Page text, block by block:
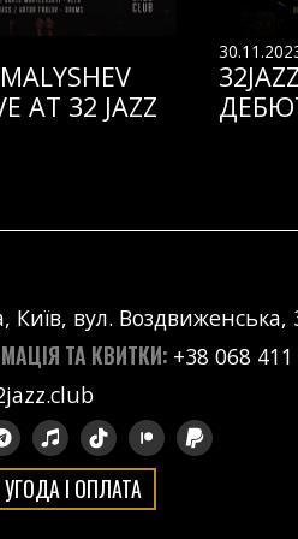
AT 32 JAZZ
Київ, вул. Воздвиженська,
ТА КВИТКИ: +38 068
І ОПЛАТА